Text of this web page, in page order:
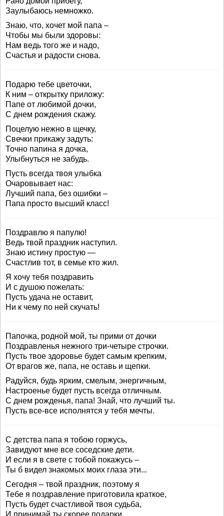
Заулыбаюсь немножко.
Знаю, что, хочет мой папа –
Чтобы мы были здоровы:
Нам ведь того же и надо,
Счастья и радости снова.
Подарю тебе цветочки,
К ним – открытку приложу:
Папе от любимой дочки,
С днем рождения скажу.
Поцелую нежно в щечку,
Свечки прикажу задуть:
Точно папина я дочка,
Улыбнуться не забудь.
Пусть всегда твоя улыбка
Очаровывает нас:
Лучший папа, без ошибки –
Папа просто высший класс!
Поздравлю я папулю!
Ведь твой праздник наступил.
Знаю истину простую —
Счастлив тот, в семье кто жил.
Я хочу тебя поздравить
И с душою пожелать:
Пусть удача не оставит,
Ни к чему по ней скучать!
Папочка, родной мой, ты прими от дочки
Поздравленья нежного три-четыре строчки.
Пусть твое здоровье будет самым крепким,
От врагов же, папа, не оставь и щепки.
Радуйся, будь ярким, смелым, энергичным,
Настроенье будет пусть всегда отличным.
С днем рожденья, папа! Знай, что лучший ты.
Пусть все-все исполнятся у тебя мечты.
С детства папа я тобою горжусь,
Завидуют мне все соседские дети.
И если я в свете с тобой покажусь –
Ты б видел знакомых моих глаза эти...
Сегодня – твой праздник, поэтому я
Тебе я поздравление приготовила краткое,
Пусть будет счастливой твоя судьба,
И принимай ты скорее подарки.